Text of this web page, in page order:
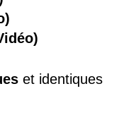
et identiques